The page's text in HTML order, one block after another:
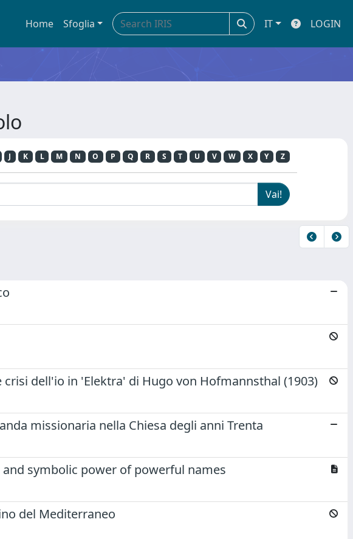
Home Sfoglia IT LOGIN
J K L M N O P Q R S T U V W X Y Z
dell'io in 'Elektra' di Hugo von Hofmannsthal (1903)
missionaria nella Chiesa degli anni Trenta
and symbolic power of powerful names
del Mediterraneo